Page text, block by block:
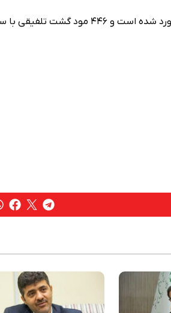
وی اعلام کرد: در ۹۶ مورد نیز با هماهنگی با دستگاه‌ قضایی با بنگاه‌های املاک متخلف برخورد شده است و ۴۴۶ مود